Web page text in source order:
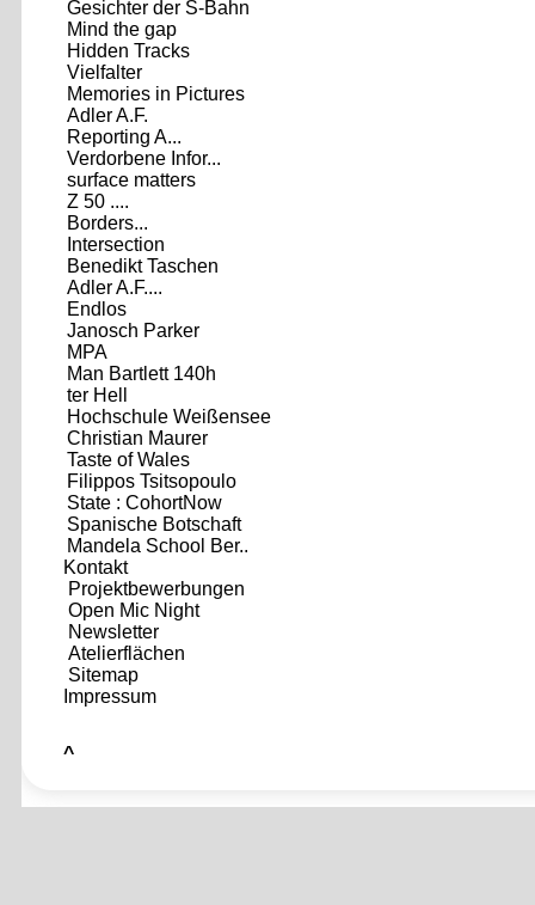
Gesichter der S-Bahn
Mind the gap
Hidden Tracks
Vielfalter
Memories in Pictures
Adler A.F.
Reporting A...
Verdorbene Infor...
surface matters
Z 50 ....
Borders...
Intersection
Benedikt Taschen
Adler A.F....
Endlos
Janosch Parker
MPA
Man Bartlett 140h
ter Hell
Hochschule Weißensee
Christian Maurer
Taste of Wales
Filippos Tsitsopoulo
State : CohortNow
Spanische Botschaft
Mandela School Ber..
Kontakt
Projektbewerbungen
Open Mic Night
Newsletter
Atelierflächen
Sitemap
Impressum
^